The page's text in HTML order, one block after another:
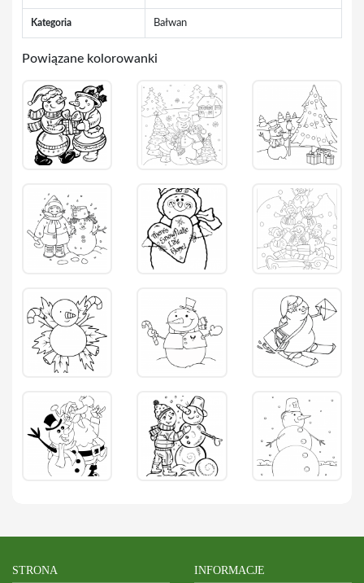
Kategoria Bałwan
Powiązane kolorowanki
STRONA INFORMACJE